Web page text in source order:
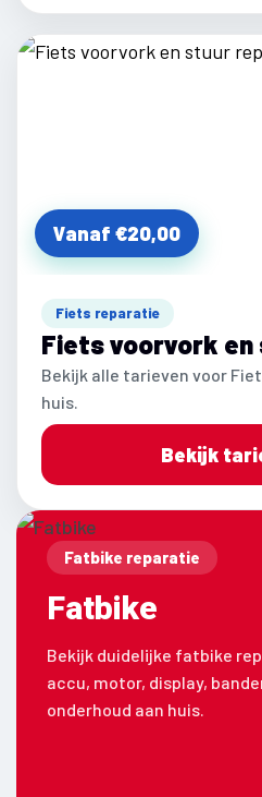
Vanaf €20,00
Fiets reparatie
Fiets voorvork en
Bekijk alle tarieven voor
huis.
Bekijk
Fatbike reparatie
Fatbike
Bekijk duidelijke fatbike
accu, motor, display,
onderhoud aan huis.